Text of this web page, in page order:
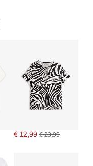
€ 12,99 € 23,99